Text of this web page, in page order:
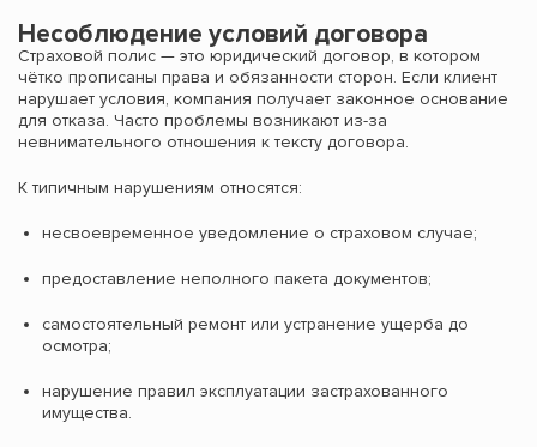
Несоблюдение условий договора
Страховой полис — это юридический договор, в котором
чётко прописаны права и обязанности сторон. Если клиент
нарушает условия, компания получает законное основание
для отказа. Часто проблемы возникают из-за
невнимательного отношения к тексту договора.
К типичным нарушениям относятся:
несвоевременное уведомление о страховом случае;
предоставление неполного пакета документов;
самостоятельный ремонт или устранение ущерба до
осмотра;
нарушение правил эксплуатации застрахованного
имущества.